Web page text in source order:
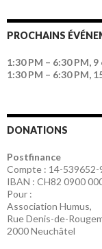
PROCHAINS
1:30 PM – 6:30 PM, 9
1:30 PM – 6:30 PM,
DONATIONS
Postfinance
Compte : 14-539652-
IBAN : CH82 0900
Pour :
Association Humus,
Rue Denis-de-
2000 Neuchâtel